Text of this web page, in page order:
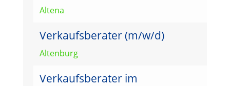
Altena
Verkaufsberater (m/w/d)
Altenburg
Verkaufsberater im